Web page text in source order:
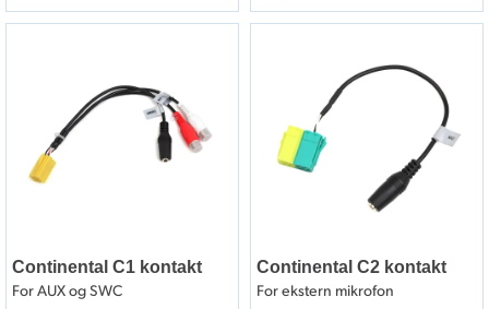
Continental C1 kontakt
For AUX og SWC
Continental C2 kontakt
For ekstern mikrofon